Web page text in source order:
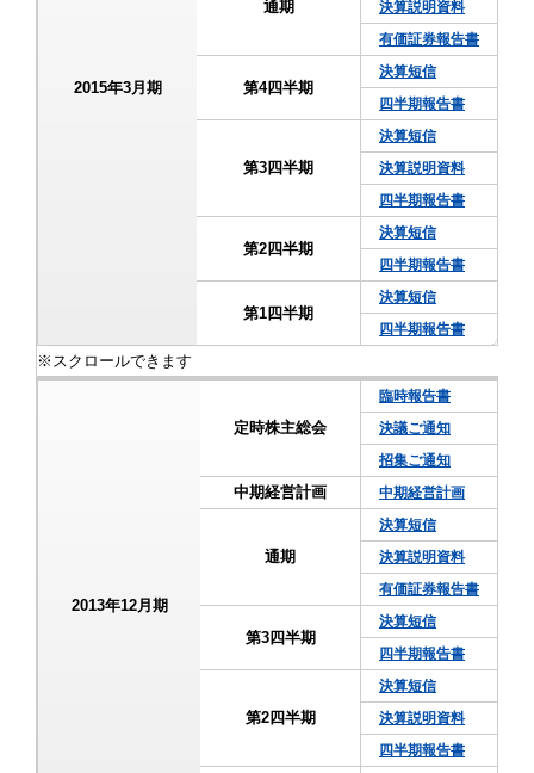
2015年3月期
通期
決算説明資料
有価証券報告書
第4四半期
決算短信
四半期報告書
第3四半期
決算短信
決算説明資料
四半期報告書
第2四半期
決算短信
四半期報告書
第1四半期
決算短信
四半期報告書
2013年12月期
定時株主総会
臨時報告書
決議ご通知
招集ご通知
中期経営計画 中期経営計画
通期
決算短信
決算説明資料
有価証券報告書
第3四半期
決算短信
四半期報告書
第2四半期
決算短信
決算説明資料
四半期報告書